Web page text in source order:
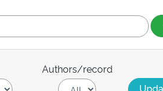
Authors/record